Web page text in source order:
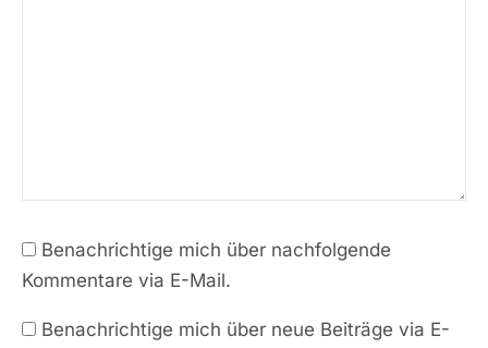
Benachrichtige mich über nachfolgende
Kommentare via E-Mail.
Benachrichtige mich über neue Beiträge via E-